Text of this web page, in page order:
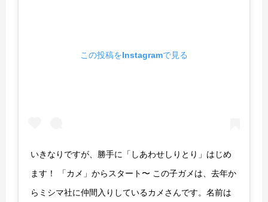
この投稿をInstagramで見る
いきなりですが、勝手に「しあわせしりとり」はじめ
ます！ 「カメ」からスタート〜 この子ガメは、去年か
らミシマ社に仲間入りしているカメさんです。名前は